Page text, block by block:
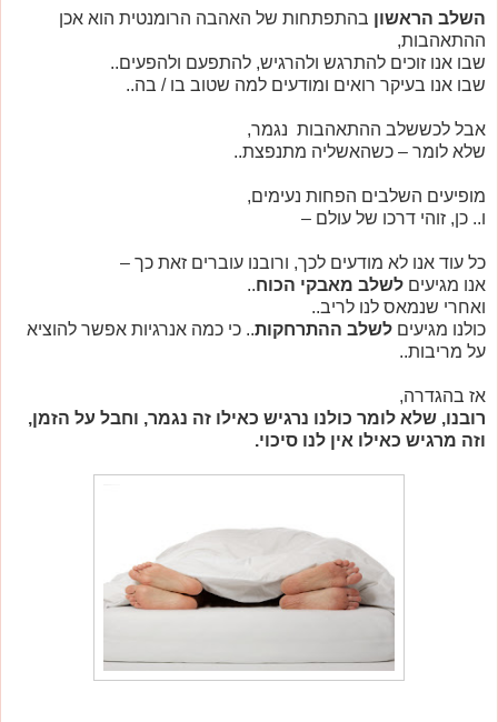
השלב הראשון בהתפתחות של האהבה הרומנטית הוא אכן
ההתאהבות,
שבו אנו זוכים להתרגש ולהרגיש, להתפעם ולהפעים..
שבו אנו בעיקר רואים ומודעים למה שטוב בו / בה..
אבל לכששלב ההתאהבות נגמר,
שלא לומר – כשהאשליה מתנפצת..
מופיעים השלבים הפחות נעימים,
ו.. כן, זוהי דרכו של עולם –
כל עוד אנו לא מודעים לכך, ורובנו עוברים זאת כך –
אנו מגיעים לשלב מאבקי הכוח..
ואחרי שנמאס לנו לריב..
כולנו מגיעים לשלב ההתרחקות.. כי כמה אנרגיות אפשר להוציא
על מריבות..
אז בהגדרה,
רובנו, שלא לומר כולנו נרגיש כאילו זה נגמר, וחבל על הזמן,
וזה מרגיש כאילו אין לנו סיכוי.